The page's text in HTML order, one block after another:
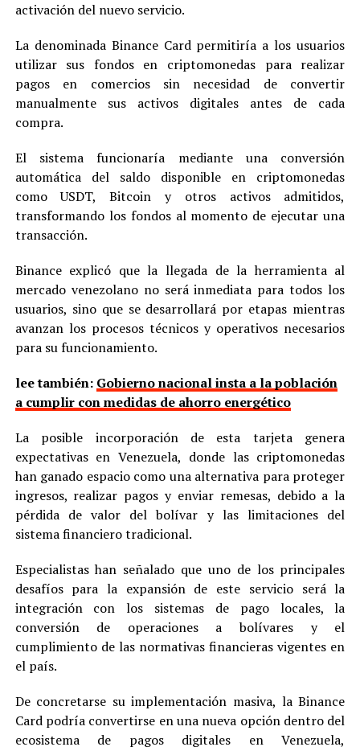
activación del nuevo servicio.
La denominada Binance Card permitiría a los usuarios
utilizar sus fondos en criptomonedas para realizar
pagos en comercios sin necesidad de convertir
manualmente sus activos digitales antes de cada
compra.
El sistema funcionaría mediante una conversión
automática del saldo disponible en criptomonedas
como USDT, Bitcoin y otros activos admitidos,
transformando los fondos al momento de ejecutar una
transacción.
Binance explicó que la llegada de la herramienta al
mercado venezolano no será inmediata para todos los
usuarios, sino que se desarrollará por etapas mientras
avanzan los procesos técnicos y operativos necesarios
para su funcionamiento.
lee también: Gobierno nacional insta a la población
a cumplir con medidas de ahorro energético
La posible incorporación de esta tarjeta genera
expectativas en Venezuela, donde las criptomonedas
han ganado espacio como una alternativa para proteger
ingresos, realizar pagos y enviar remesas, debido a la
pérdida de valor del bolívar y las limitaciones del
sistema financiero tradicional.
Especialistas han señalado que uno de los principales
desafíos para la expansión de este servicio será la
integración con los sistemas de pago locales, la
conversión de operaciones a bolívares y el
cumplimiento de las normativas financieras vigentes en
el país.
De concretarse su implementación masiva, la Binance
Card podría convertirse en una nueva opción dentro del
ecosistema de pagos digitales en Venezuela,